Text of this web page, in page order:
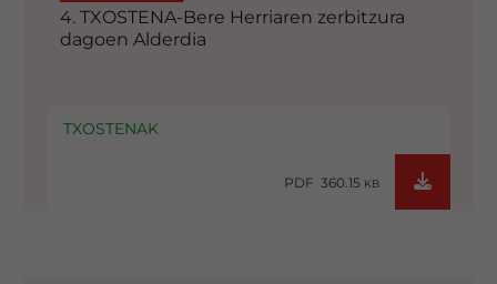
4. TXOSTENA-Bere Herriaren zerbitzura
dagoen Alderdia
TXOSTENAK
PDF 360.15 KB